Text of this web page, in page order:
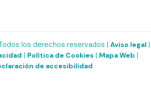
los derechos reservados | Aviso legal |
| Política de Cookies | Mapa Web |
de accesibilidad